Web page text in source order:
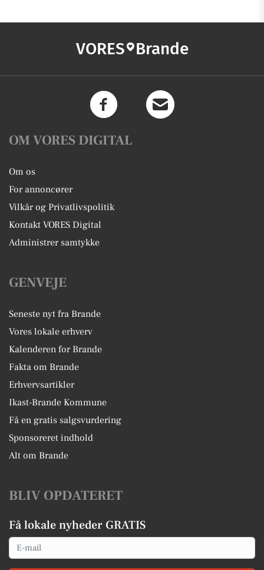
VORES Brande
OM VORES DIGITAL
Om os
For annoncører
Vilkår og Privatlivspolitik
Kontakt VORES Digital
Administrer samtykke
GENVEJE
Seneste nyt fra Brande
Vores lokale erhverv
Kalenderen for Brande
Fakta om Brande
Erhvervsartikler
Ikast-Brande Kommune
Få en gratis salgsvurdering
Sponsoreret indhold
Alt om Brande
BLIV OPDATERET
Få lokale nyheder GRATIS
Email